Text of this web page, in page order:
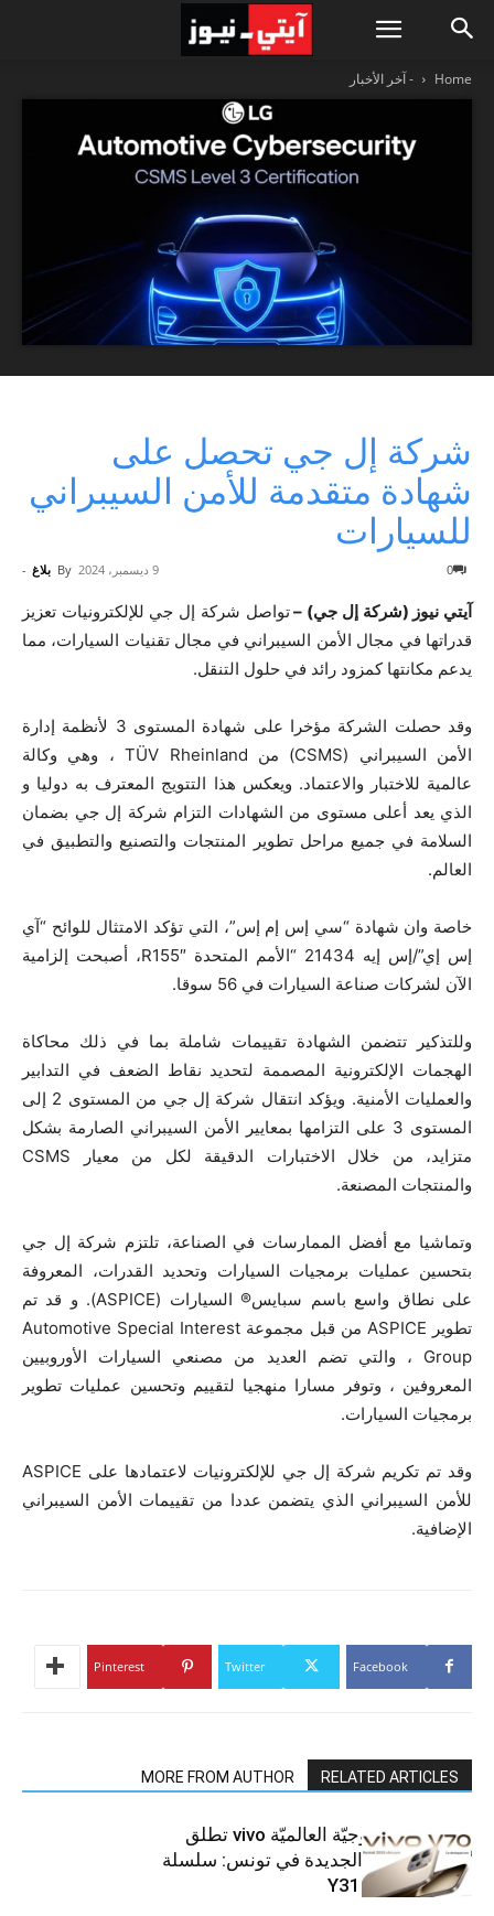
Home - آخر الأخبار
شركة إل جي تحصل على
شهادة متقدمة للأمن السيبراني
للسيارات
By بلاغ - 9 ديسمبر، 2024 0
آيتي نيوز (شركة إل جي) –تواصل شركة إل جي للإلكترونيات تعزيز
قدراتها في مجال الأمن السيبراني في مجال تقنيات السيارات، مما
يدعم مكانتها كمزود رائد في حلول التنقل.
وقد حصلت الشركة مؤخرا على شهادة المستوى 3 لأنظمة إدارة
الأمن السيبراني (CSMS) من TÜV Rheinland ، وهي وكالة
عالمية للاختبار والاعتماد. ويعكس هذا التتويج المعترف به دوليا و
الذي يعد أعلى مستوى من الشهادات التزام شركة إل جي بضمان
السلامة في جميع مراحل تطوير المنتجات والتصنيع والتطبيق في
العالم.
خاصة وان شهادة “سي إس إم إس”، التي تؤكد الامتثال للوائح “آي
إس إي”/إس إيه 21434 “الأمم المتحدة R155″، أصبحت إلزامية
الآن لشركات صناعة السيارات في 56 سوقا.
وللتذكير تتضمن الشهادة تقييمات شاملة بما في ذلك محاكاة
الهجمات الإلكترونية المصممة لتحديد نقاط الضعف في التدابير
والعمليات الأمنية. ويؤكد انتقال شركة إل جي من المستوى 2 إلى
المستوى 3 على التزامها بمعايير الأمن السيبراني الصارمة بشكل
متزايد، من خلال الاختبارات الدقيقة لكل من معيار CSMS
والمنتجات المصنعة.
وتماشيا مع أفضل الممارسات في الصناعة، تلتزم شركة إل جي
بتحسين عمليات برمجيات السيارات وتحديد القدرات، المعروفة
على نطاق واسع باسم سبايس® السيارات (ASPICE). و قد تم
تطوير ASPICE من قبل مجموعة Automotive Special Interest
Group ، والتي تضم العديد من مصنعي السيارات الأوروبيين
المعروفين ، وتوفر مسارا منهجيا لتقييم وتحسين عمليات تطوير
برمجيات السيارات.
وقد تم تكريم شركة إل جي للإلكترونيات لاعتمادها على ASPICE
للأمن السيبراني الذي يتضمن عددا من تقييمات الأمن السيبراني
الإضافية.
Facebook
Twitter
Pinterest
RELATED ARTICLES
MORE FROM AUTHOR
العلامة التّكنولوجيّة العالميّة vivo تطلق
هواتفها الذكيّة الجديدة في تونس: سلسلة
V70 وسلسلة Y31